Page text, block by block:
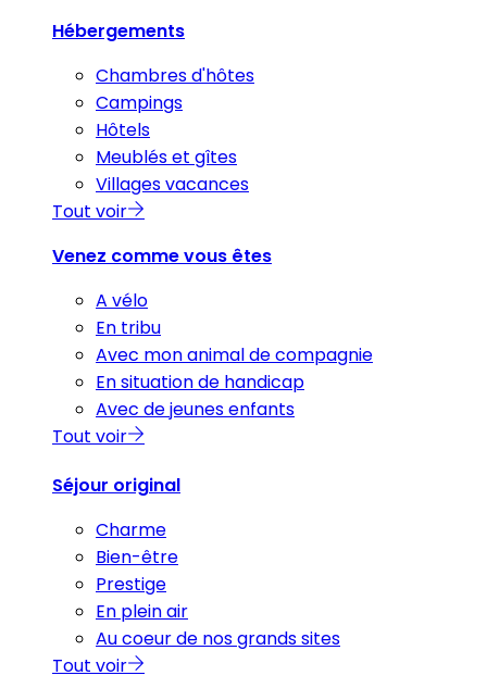
Hébergements
Chambres d'hôtes
Campings
Hôtels
Meublés et gîtes
Villages vacances
Tout voir
Venez comme vous êtes
A vélo
En tribu
Avec mon animal de compagnie
En situation de handicap
Avec de jeunes enfants
Tout voir
Séjour original
Charme
Bien-être
Prestige
En plein air
Au coeur de nos grands sites
Tout voir